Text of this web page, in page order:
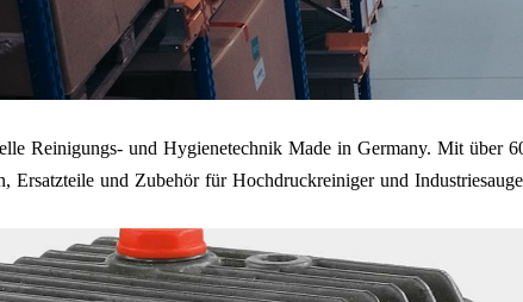
Reinigungs- und Hygienetechnik Made in Germany. Mit über
und Zubehör für Hochdruckreiniger und